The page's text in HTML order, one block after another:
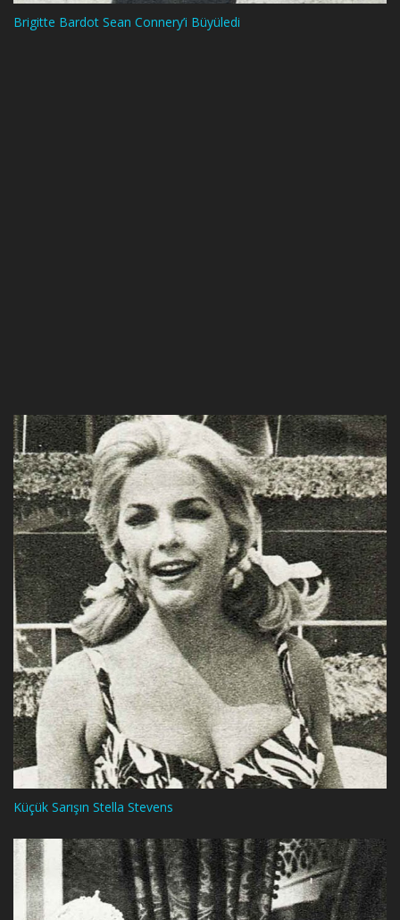
Brigitte Bardot Sean Connery’i Büyüledi
Küçük Sarışın Stella Stevens